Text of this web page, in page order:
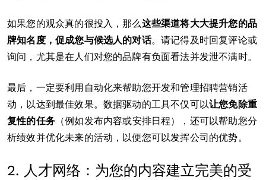
如果您的观众真的很投入，那么这些渠道将大大提升您的品
牌知名度，促成您与候选人的对话。请记得及时回复评论或
询问，尤其是在人们对您的品牌有负面看法并发泄不满时。
最后，一定要利用自动化来帮助您开发和管理招聘营销活
动，以达到最佳效果。数据驱动的工具不仅可以让您免除重
复性的任务（例如发布内容或安排日程），还可以帮助您分
析绩效并优化未来的活动，以便您可以发挥公司的优势。
2. 人才网络：为您的内容建立完美的受